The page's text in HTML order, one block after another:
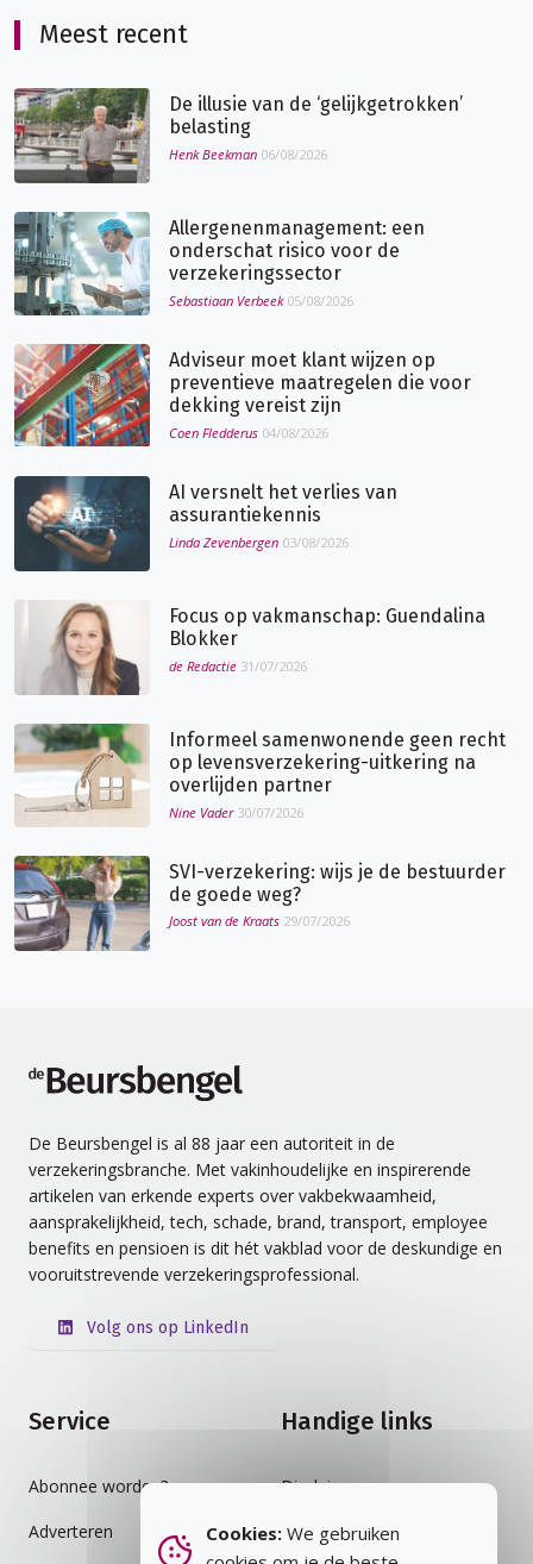
Meest recent
De illusie van de ‘gelijkgetrokken’
belasting
Henk Beekman 06/08/2026
Allergenenmanagement: een
onderschat risico voor de
verzekeringssector
Sebastiaan Verbeek 05/08/2026
Adviseur moet klant wijzen op
preventieve maatregelen die voor
dekking vereist zijn
Coen Fledderus 04/08/2026
AI versnelt het verlies van
assurantiekennis
Linda Zevenbergen 03/08/2026
Focus op vakmanschap: Guendalina
Blokker
de Redactie 31/07/2026
Informeel samenwonende geen recht
op levensverzekering-uitkering na
overlijden partner
Nine Vader 30/07/2026
SVI-verzekering: wijs je de bestuurder
de goede weg?
Joost van de Kraats 29/07/2026
De Beursbengel is al 88 jaar een autoriteit in de
verzekeringsbranche. Met vakinhoudelijke en inspirerende
artikelen van erkende experts over vakbekwaamheid,
aansprakelijkheid, tech, schade, brand, transport, employee
benefits en pensioen is dit hét vakblad voor de deskundige en
vooruitstrevende verzekeringsprofessional.
Volg ons op LinkedIn
Service
Abonnee worden?
Adverteren
Handige links
Disclaimer
Auteursrecht
Cookies: We gebruiken